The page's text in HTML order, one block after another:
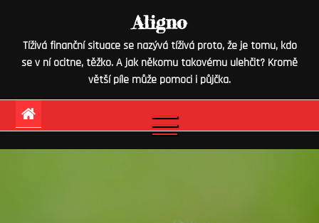
content
Aligno
Tíživá finanční situace se nazývá tíživá proto, že je tomu, kdo
se v ní ocitne, těžko. A jak někomu takovému ulehčit? Kromě
větší píle může pomoci i půjčka.